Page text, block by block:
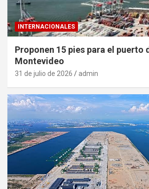
INTERNACIONALES
Proponen 15 pies para el puerto
Montevideo
31 de julio de 2026 admin